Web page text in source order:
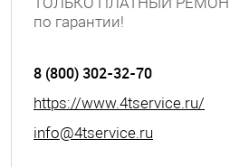
по гарантии!
8 (800) 302-32-70
https://www.4tservice.ru/
info@4tservice.ru